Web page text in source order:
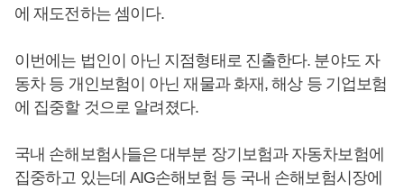
에 재도전하는 셈이다.
이번에는 법인이 아닌 지점형태로 진출한다. 분야도 자
동차 등 개인보험이 아닌 재물과 화재, 해상 등 기업보험
에 집중할 것으로 알려졌다.
국내 손해보험사들은 대부분 장기보험과 자동차보험에
집중하고 있는데 AIG손해보험 등 국내 손해보험시장에